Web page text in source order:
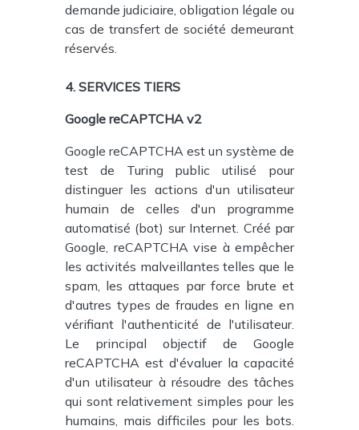
demande judiciaire, obligation légale ou
cas de transfert de société demeurant
réservés.
4. SERVICES TIERS
Google reCAPTCHA v2
Google reCAPTCHA est un système de
test de Turing public utilisé pour
distinguer les actions d'un utilisateur
humain de celles d'un programme
automatisé (bot) sur Internet. Créé par
Google, reCAPTCHA vise à empêcher
les activités malveillantes telles que le
spam, les attaques par force brute et
d'autres types de fraudes en ligne en
vérifiant l'authenticité de l'utilisateur.
Le principal objectif de Google
reCAPTCHA est d'évaluer la capacité
d'un utilisateur à résoudre des tâches
qui sont relativement simples pour les
humains, mais difficiles pour les bots.